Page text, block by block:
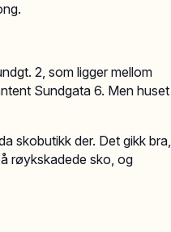
2, som ligger mellom
Sundgata 6. Men huset
skobutikk der. Det gikk bra,
røykskadede sko, og